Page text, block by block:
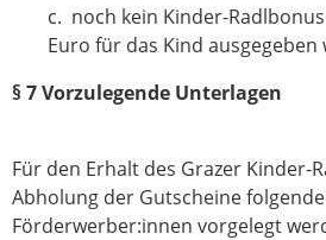
c. noch kein Kinder-
Euro für das Kind ausgegeben
§ 7 Vorzulegende Unterlagen
Für den Erhalt des Grazer Kinder-
Abholung der Gutscheine
Förderwerber:innen vorgelegt